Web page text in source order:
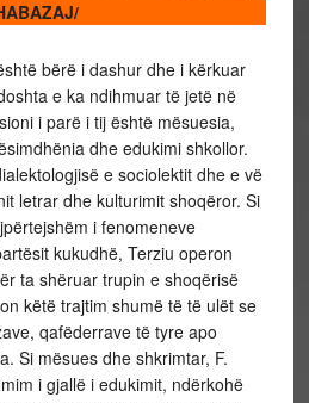
bërë i dashur dhe i kërkuar
e ka ndihmuar të jetë në
i parë i tij është mësuesia,
dhe edukimi shkollor.
e sociolektit dhe e vë
letrar dhe kulturimit shoqëror. Si
i fenomeneve
kukudhë, Terziu operon
ta shëruar trupin e shoqërisë
këtë trajtim shumë të të ulët se
qafëderrave të tyre apo
Si mësues dhe shkrimtar, F.
i gjallë i edukimit, ndërkohë